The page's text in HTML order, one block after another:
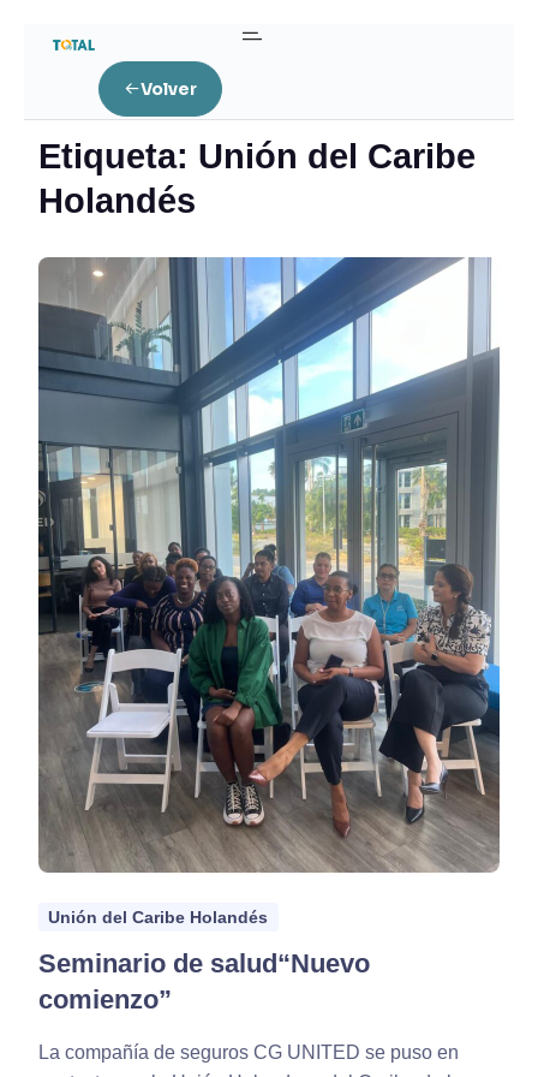
Volver
Home
Posts tagged “Unión del Caribe Holandés”
Etiqueta: Unión del Caribe
Holandés
Unión del Caribe Holandés
Seminario de salud“Nuevo
comienzo”
La compañía de seguros CG UNITED se puso en